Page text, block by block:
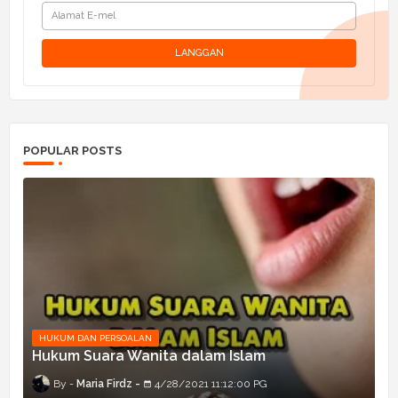
POPULAR POSTS
HUKUM DAN PERSOALAN
Hukum Suara Wanita dalam Islam
Maria Firdz 4/28/2021 11:12:00 PG